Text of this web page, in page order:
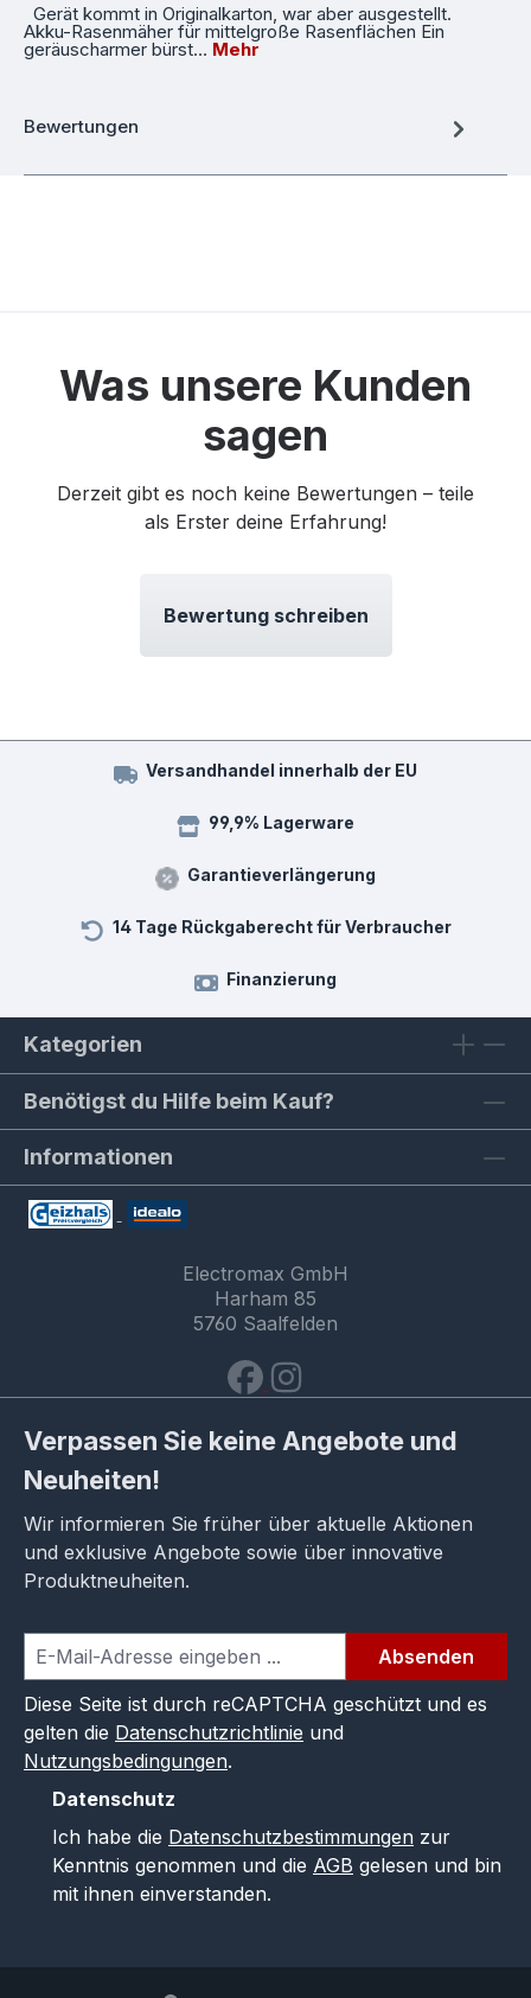
Gerät kommt in Originalkarton, war aber ausgestellt.
Akku-Rasenmäher für mittelgroße Rasenflächen Ein
geräuscharmer bürst… Mehr
Bewertungen
Was unsere Kunden
sagen
Derzeit gibt es noch keine Bewertungen – teile
als Erster deine Erfahrung!
Bewertung schreiben
Versandhandel innerhalb der EU
99,9% Lagerware
Garantieverlängerung
14 Tage Rückgaberecht für Verbraucher
Finanzierung
Kategorien
Benötigst du Hilfe beim Kauf?
Informationen
Electromax GmbH
Harham 85
5760 Saalfelden
Verpassen Sie keine Angebote und
Neuheiten!
Wir informieren Sie früher über aktuelle Aktionen
und exklusive Angebote sowie über innovative
Produktneuheiten.
Absenden
Diese Seite ist durch reCAPTCHA geschützt und es
gelten die Datenschutzrichtlinie und
Nutzungsbedingungen.
Datenschutz
Ich habe die Datenschutzbestimmungen zur
Kenntnis genommen und die AGB gelesen und bin
mit ihnen einverstanden.